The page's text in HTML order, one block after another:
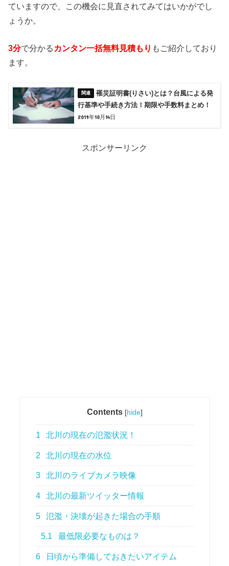
ていますので、この機会に見直されてみてはいかがでし
ょうか。
3分で分かる カンタン一括無料見積もり もご紹介しており
ます。
罹災証明書(りさい)とは？台風による発
行基準や手続き方法！期限や手数料まとめ！
2019年10月14日
スポンサーリンク
Contents [hide]
1 北川の現在の氾濫状況！
2 北川の現在の水位
3 北川のライブカメラ映像
4 北川の最新ツイッター情報
5 氾濫・決壊が起きた場合の手順
5.1 最低限必要なものは？
6 日頃から準備しておきたいアイテム